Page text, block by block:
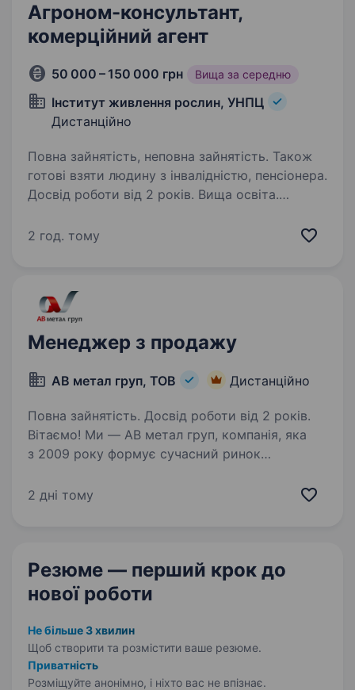
Агроном-консультант,
комерційний агент
50 000 – 150 000 грн Вища за середню
Інститут живлення рослин, УНПЦ
Дистанційно
Повна зайнятість, неповна зайнятість. Також
готові взяти людину з інвалідністю, пенсіонера.
Досвід роботи від 2 років. Вища освіта.
агрономії; здатність швидко опрацьовувати
наявність контактної інформації потенційних…
2 год. тому
Менеджер з продажу
АВ метал груп, ТОВ Дистанційно
Повна зайнятість. Досвід роботи від 2 років.
Вітаємо! Ми — АВ метал груп, компанія, яка
з 2009 року формує сучасний ринок
лідерів. Напрями нашої діяльності —
2 дні тому
Резюме — перший крок до
нової роботи
Не більше 3 хвилин
Щоб створити та розмістити ваше резюме.
Приватність
Розміщуйте анонімно, і ніхто вас не впізнає.